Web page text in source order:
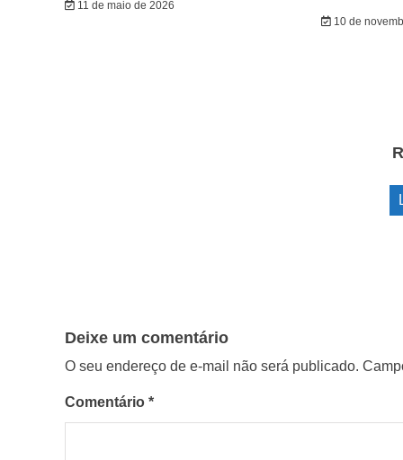
11 de maio de 2026
10 de
Deixe um comentário
O seu endereço de e-mail não será publicado.
Comentário *